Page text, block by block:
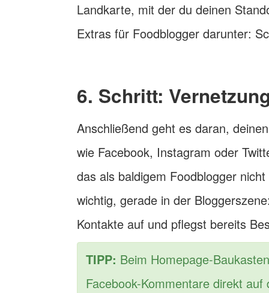
Landkarte, mit der du deinen
Extras für Foodblogger darunter:
6. Schritt:
Anschließend geht es daran,
wie Facebook, Instagram oder
das als baldigem Foodblogger
wichtig, gerade in der
Kontakte auf und pflegst bereits
TIPP: Beim Homepage-
Facebook-Kommentare direkt